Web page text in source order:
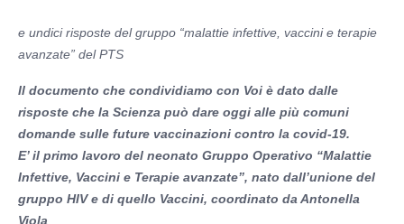
e undici risposte del gruppo “malattie infettive, vaccini e terapie
avanzate” del PTS
Il documento che condividiamo con Voi è dato dalle
risposte che la Scienza può dare oggi alle più comuni
domande sulle future vaccinazioni contro la covid-19.
E’ il primo lavoro del neonato Gruppo Operativo “Malattie
Infettive, Vaccini e Terapie avanzate”, nato dall’unione del
gruppo HIV e di quello Vaccini, coordinato da Antonella
Viola